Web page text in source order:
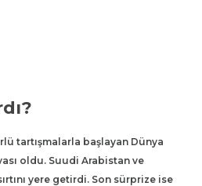
tartışmalarla başlayan Dünya
oldu. Suudi Arabistan ve
yere getirdi. Son sürprize ise